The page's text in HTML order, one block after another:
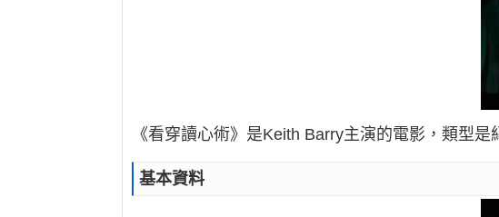
《看穿讀心術》是Keith Barry主演的電影，類型是
基本資料